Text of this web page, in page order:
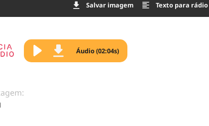
Salvar imagem Texto para rádio
Áudio (02:04s)